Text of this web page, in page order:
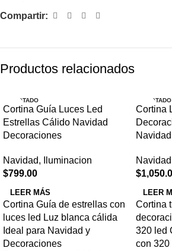
Compartir:
Productos relacionados
AGOTADO
Cortina Guía Luces Led
Estrellas Cálido Navidad
Decoraciones
Navidad,
Iluminacion
$799.00
LEER MÁS
Cortina Guía de estrellas con
luces led Luz blanca cálida
Ideal para Navidad y
Decoraciones
AGOTADO
Cortina
Navidad
$
LEER
Cortina
320 led
con 320